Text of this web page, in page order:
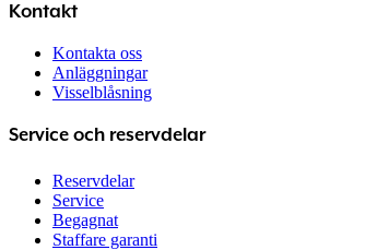
Kontakt
Kontakta oss
Anläggningar
Visselblåsning
Service och reservdelar
Reservdelar
Service
Begagnat
Staffare garanti